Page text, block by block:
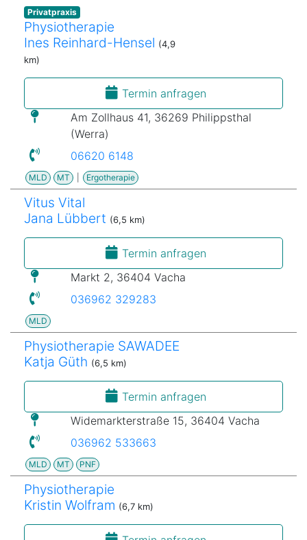
Privatpraxis
Physiotherapie
Ines Reinhard-Hensel (4,9
km)
Termin anfragen
Am Zollhaus 41, 36269 Philippsthal
(Werra)
06620 6148
MLD MT Ergotherapie
Vitus Vital
Jana Lübbert (6,5 km)
Termin anfragen
Markt 2, 36404 Vacha
036962 329283
MLD
Physiotherapie SAWADEE
Katja Güth (6,5 km)
Termin anfragen
Widemarkterstraße 15, 36404 Vacha
036962 533663
MLD MT PNF
Physiotherapie
Kristin Wolfram (6,7 km)